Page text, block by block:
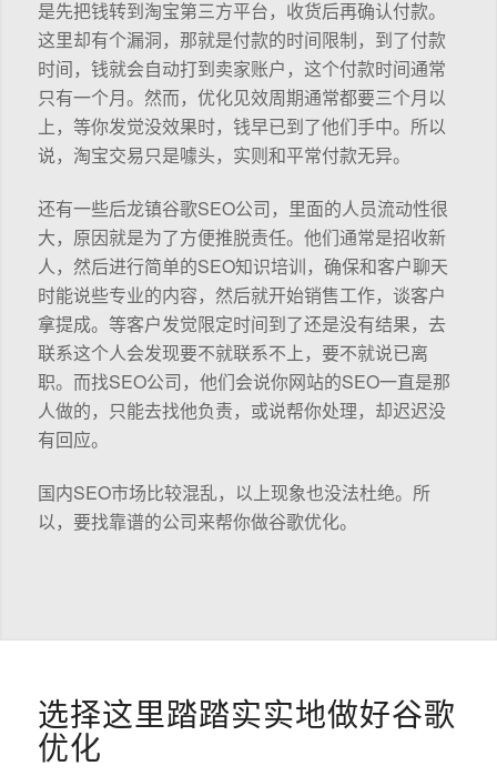
是先把钱转到淘宝第三方平台，收货后再确认付款。
这里却有个漏洞，那就是付款的时间限制，到了付款
时间，钱就会自动打到卖家账户，这个付款时间通常
只有一个月。然而，优化见效周期通常都要三个月以
上，等你发觉没效果时，钱早已到了他们手中。所以
说，淘宝交易只是噱头，实则和平常付款无异。
还有一些后龙镇谷歌SEO公司，里面的人员流动性很
大，原因就是为了方便推脱责任。他们通常是招收新
人，然后进行简单的SEO知识培训，确保和客户聊天
时能说些专业的内容，然后就开始销售工作，谈客户
拿提成。等客户发觉限定时间到了还是没有结果，去
联系这个人会发现要不就联系不上，要不就说已离
职。而找SEO公司，他们会说你网站的SEO一直是那
人做的，只能去找他负责，或说帮你处理，却迟迟没
有回应。
国内SEO市场比较混乱，以上现象也没法杜绝。所
以，要找靠谱的公司来帮你做谷歌优化。
选择这里踏踏实实地做好谷歌
优化